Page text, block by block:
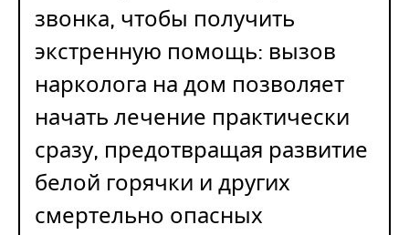
звонка, чтобы получить
экстренную помощь: вызов
нарколога на дом позволяет
начать лечение практически
сразу, предотвращая развитие
белой горячки и других
смертельно опасных